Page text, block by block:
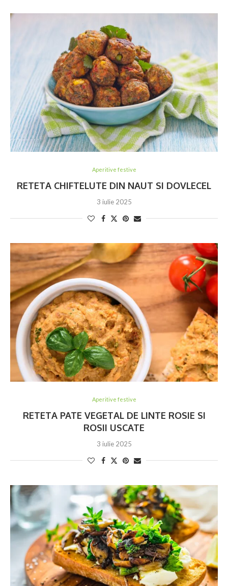
Aperitive festive
RETETA CHIFTELUTE DIN NAUT SI DOVLECEL
3 iulie 2025
Aperitive festive
RETETA PATE VEGETAL DE LINTE ROSIE SI
ROSII USCATE
3 iulie 2025